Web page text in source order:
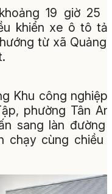
19 giờ 25
khiển xe ô tô
từ xã Quảng
Khu công nghiệp
phường Tân
sang làn đường
cùng chiều